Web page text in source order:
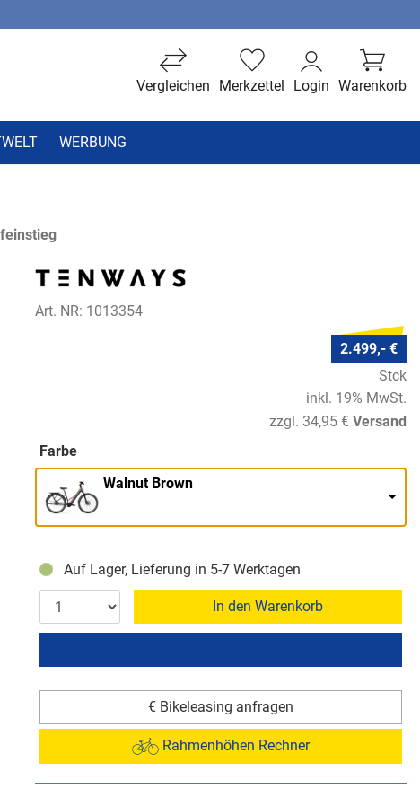
Warenkorb
Login
Merkzettel
Vergleichen
WERBUNG
Art. NR: 1013354
2.499,- €
Stck
inkl. 19% MwSt.
zzgl. 34,95 € Versand
Farbe
Walnut Brown
Auf Lager, Lieferung in 5-7 Werktagen
In den Warenkorb
€ Bikeleasing anfragen
Rahmenhöhen Rechner